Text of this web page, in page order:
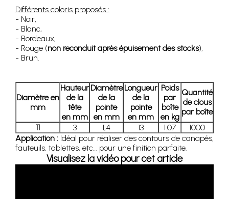
Différents coloris proposés :
- Noir,
- Blanc,
- Bordeaux,
- Rouge (non reconduit après épuisement des stocks),
- Brun.
Diamètreen
mm
Hauteur
de la
tête
en mm
Diamètre
de la
pointe
en mm
Longueur
de la
pointe
en mm
Poids
par
boîte
en kg
Quantité
de clous
par boîte
11
3 1,4 13 1.07
1000
Application : Idéal pour réaliser des contours de canapés,
fauteuils, tablettes, etc… pour une finition parfaite.
Visualisez la vidéo pour cet article